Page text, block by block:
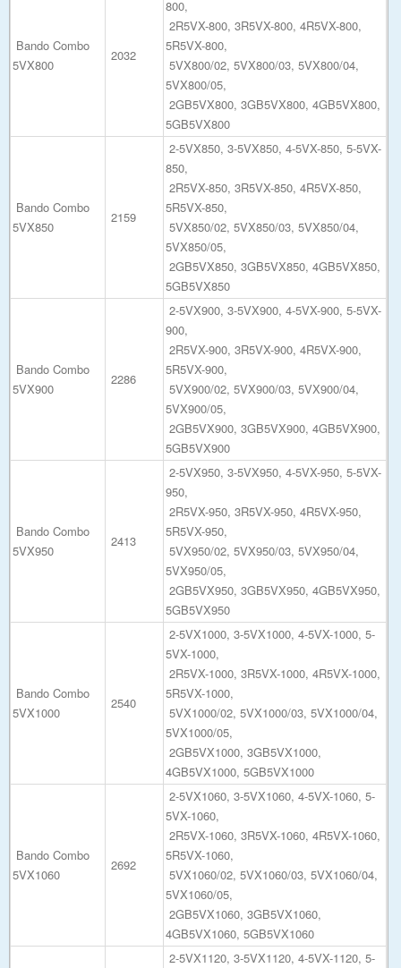
Bando Combo
5VX800
2032
800,
2R5VX-800, 3R5VX-800, 4R5VX-800,
5R5VX-800,
5VX800/02, 5VX800/03, 5VX800/04,
5VX800/05,
2GB5VX800, 3GB5VX800, 4GB5VX800,
5GB5VX800
Bando Combo
5VX850
2159
2-5VX850, 3-5VX850, 4-5VX-850, 5-5VX-
850,
2R5VX-850, 3R5VX-850, 4R5VX-850,
5R5VX-850,
5VX850/02, 5VX850/03, 5VX850/04,
5VX850/05,
2GB5VX850, 3GB5VX850, 4GB5VX850,
5GB5VX850
Bando Combo
5VX900
2286
2-5VX900, 3-5VX900, 4-5VX-900, 5-5VX-
900,
2R5VX-900, 3R5VX-900, 4R5VX-900,
5R5VX-900,
5VX900/02, 5VX900/03, 5VX900/04,
5VX900/05,
2GB5VX900, 3GB5VX900, 4GB5VX900,
5GB5VX900
Bando Combo
5VX950
2413
2-5VX950, 3-5VX950, 4-5VX-950, 5-5VX-
950,
2R5VX-950, 3R5VX-950, 4R5VX-950,
5R5VX-950,
5VX950/02, 5VX950/03, 5VX950/04,
5VX950/05,
2GB5VX950, 3GB5VX950, 4GB5VX950,
5GB5VX950
Bando Combo
5VX1000
2540
2-5VX1000, 3-5VX1000, 4-5VX-1000, 5-
5VX-1000,
2R5VX-1000, 3R5VX-1000, 4R5VX-1000,
5R5VX-1000,
5VX1000/02, 5VX1000/03, 5VX1000/04,
5VX1000/05,
2GB5VX1000, 3GB5VX1000,
4GB5VX1000, 5GB5VX1000
Bando Combo
5VX1060
2692
2-5VX1060, 3-5VX1060, 4-5VX-1060, 5-
5VX-1060,
2R5VX-1060, 3R5VX-1060, 4R5VX-1060,
5R5VX-1060,
5VX1060/02, 5VX1060/03, 5VX1060/04,
5VX1060/05,
2GB5VX1060, 3GB5VX1060,
4GB5VX1060, 5GB5VX1060
2-5VX1120, 3-5VX1120, 4-5VX-1120, 5-